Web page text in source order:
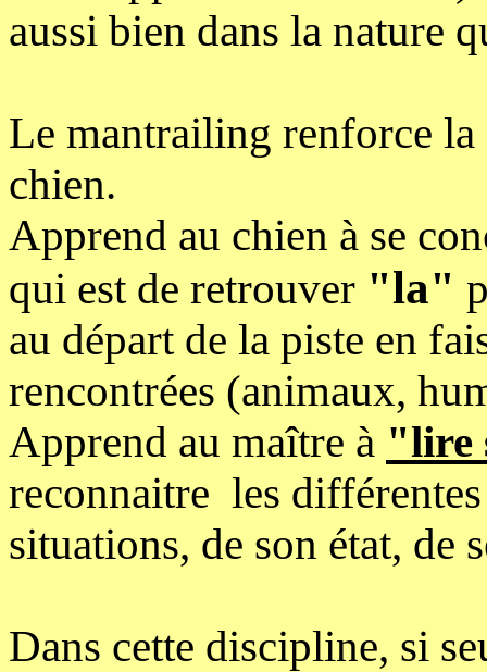
aussi bien dans la nature
Le mantrailing renforce
chien.
Apprend au chien à se
qui est de retrouver "la"
au départ de la piste en
rencontrées (animaux,
Apprend au maître à "lire
reconnaitre les
situations, de son état, de
Dans cette discipline, si